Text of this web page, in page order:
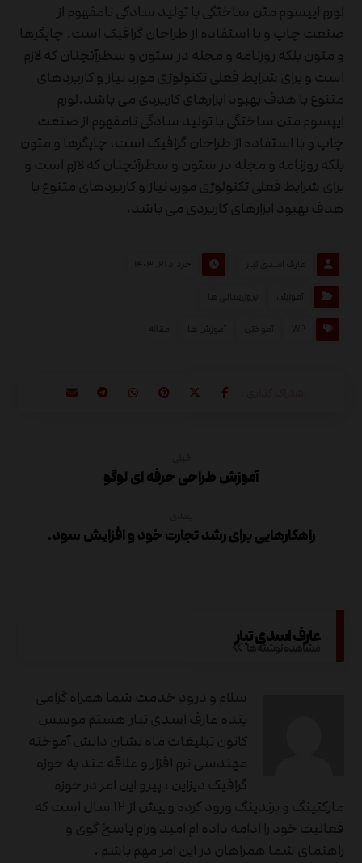
لورم ایپسوم متن ساختگی با تولید سادگی نامفهوم از
صنعت چاپ و با استفاده از طراحان گرافیک است. چاپگرها
و متون بلکه روزنامه و مجله در ستون و سطرآنچنان که لازم
است و برای شرایط فعلی تکنولوژی مورد نیاز و کاربردهای
متنوع با هدف بهبود ابزارهای کاربردی می باشد.لورم
ایپسوم متن ساختگی با تولید سادگی نامفهوم از صنعت
چاپ و با استفاده از طراحان گرافیک است. چاپگرها و متون
بلکه روزنامه و مجله در ستون و سطرآنچنان که لازم است و
برای شرایط فعلی تکنولوژی مورد نیاز و کاربردهای متنوع با
هدف بهبود ابزارهای کاربردی می باشد.
مقاله
آموزش طراحی حرفه ای لوگو
راهکارهایی برای رشد تجارت خود و افزایش سود.
عارف اسدی تبار
مشاهده نوشته ها
سلام و درود خدمت شما همراه گرامی
بنده عارف اسدی تبار هستم موسس
کانون تبلیغات ماه نشان دانش آموخته
مهندسی نرم افزار و علاقه مند به حوزه
گرافیک دیزاین ، پیرو این امر در حوزه
مارکتینگ و برندینگ ورود کرده وبیش از ۱۲ سال است که
فعالیت خود را ادامه داده ام امید ورام پاسخ گوی و
راهنمای شما همراهان در این امر مهم باشم .